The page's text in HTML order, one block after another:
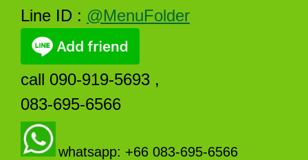
Line ID : @MenuFolder
call 090-919-5693 ,
083-695-6566
whatsapp: +66 083-695-6566